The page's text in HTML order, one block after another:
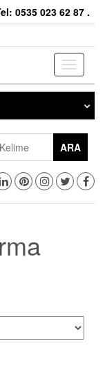
0535 023 62 87 .
Toggle
ARA